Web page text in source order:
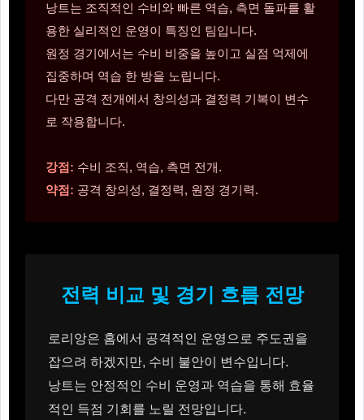
낭트는 조직적인 수비와 빠른 역습, 측면 돌파를 활
용한 실리적인 운영이 특징인 팀입니다.
원정 경기에서는 수비 비중을 높이고 실점 억제에
집중하며 역습 한 방을 노립니다.
다만 공격 전개에서 창의성과 결정력 기복이 변수
로 작용합니다.
강점: 수비 조직, 역습, 측면 전개.
약점: 공격 창의성, 결정력, 원정 경기력.
전력 비교 및 경기 흐름 전망
로리앙은 홈에서 공격적인 운영으로 주도권을
잡으려 하겠지만, 수비 불안이 변수입니다.
낭트는 안정적인 수비 운영과 역습을 통해 효율
적인 득점 기회를 노릴 전망입니다.